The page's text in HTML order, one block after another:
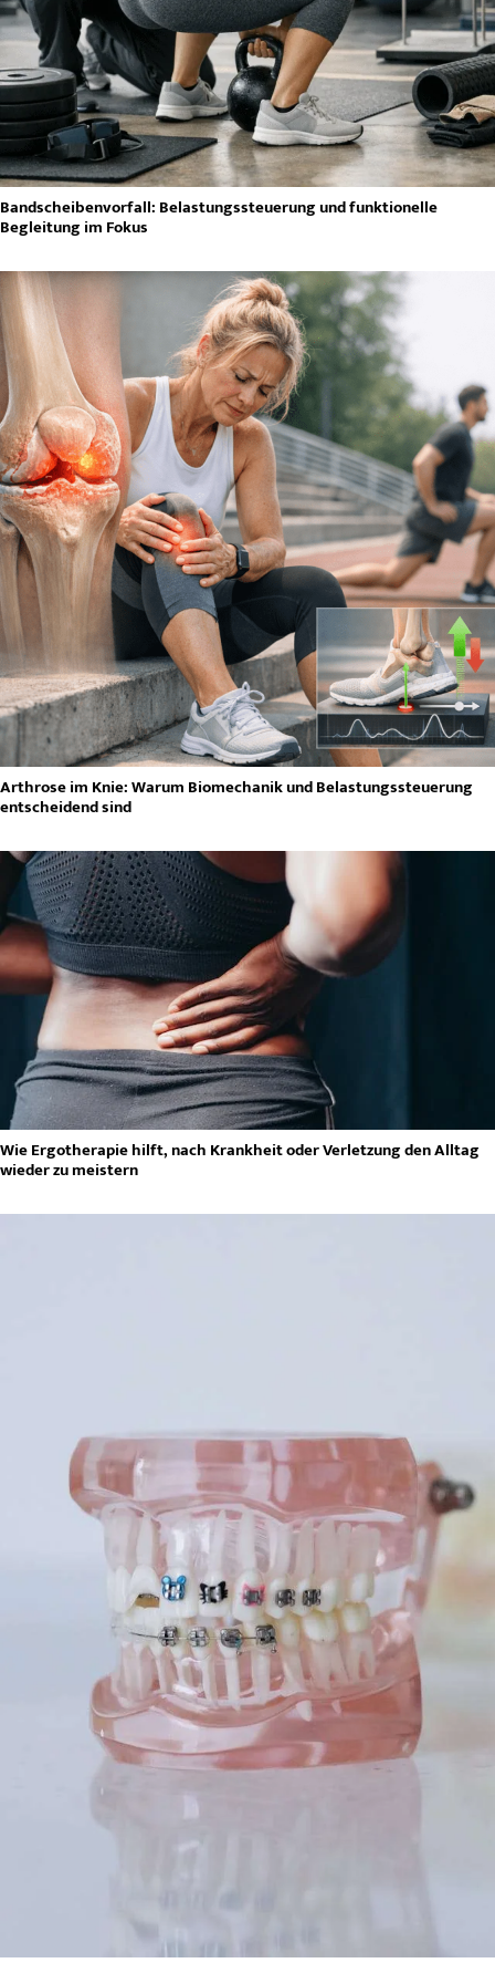
Bandscheibenvorfall: Belastungssteuerung und funktionelle
Begleitung im Fokus
Arthrose im Knie: Warum Biomechanik und Belastungssteuerung
entscheidend sind
Wie Ergotherapie hilft, nach Krankheit oder Verletzung den Alltag
wieder zu meistern